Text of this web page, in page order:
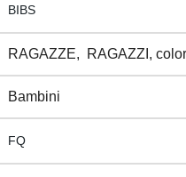
BIBS
RAGAZZE, RAGAZZI,
Bambini
FQ